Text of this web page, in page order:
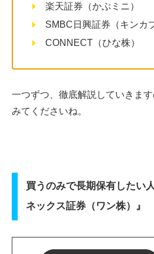
楽天証券（かぶミニ）
SMBC日興証券（キンカ
CONNECT（ひな株）
一つずつ、徹底解説していきま
みてくださいね。
買うのみで長期保有したい
ネックス証券（ワン株）』